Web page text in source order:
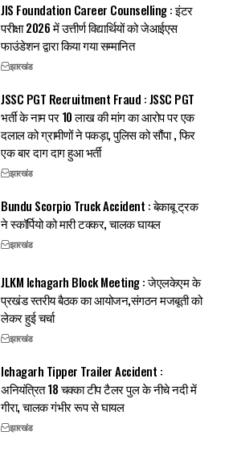
JIS Foundation Career Counselling : इंटर
परीक्षा 2026 में उत्तीर्ण विद्यार्थियों को जेआईएस
फाउंडेशन द्वारा किया गया सम्मानित
झारखंड
JSSC PGT Recruitment Fraud : JSSC PGT
भर्ती के नाम पर 10 लाख की मांग का आरोप पर एक
दलाल को ग्रामीणों ने पकड़ा, पुलिस को सौंपा , फिर
एक बार दाग दाग हुआ भर्ती
झारखंड
Bundu Scorpio Truck Accident : बेकाबू ट्रक
ने स्कॉर्पियो को मारी टक्कर, चालक घायल
झारखंड
JLKM Ichagarh Block Meeting : जेएलकेएम के
प्रखंड स्तरीय बैठक का आयोजन,संगठन मजबूती को
लेकर हुई चर्चा
झारखंड
Ichagarh Tipper Trailer Accident :
अनियंत्रित 18 चक्का टीप टैलर पुल के नीचे नदी में
गीरा, चालक गंभीर रूप से घायल
झारखंड